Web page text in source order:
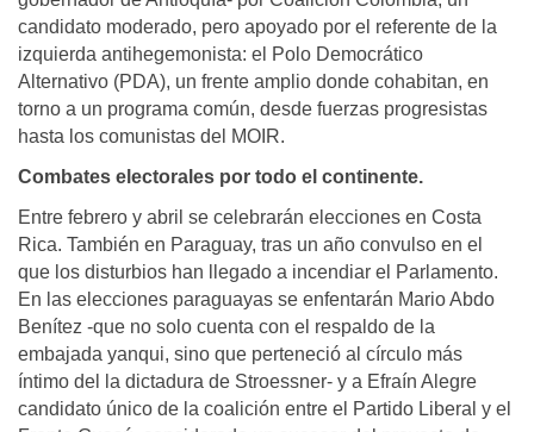
candidato moderado, pero apoyado por el referente de la
izquierda antihegemonista: el Polo Democrático
Alternativo (PDA), un frente amplio donde cohabitan, en
torno a un programa común, desde fuerzas progresistas
hasta los comunistas del MOIR.
Combates electorales por todo el continente.
Entre febrero y abril se celebrarán elecciones en Costa
Rica. También en Paraguay, tras un año convulso en el
que los disturbios han llegado a incendiar el Parlamento.
En las elecciones paraguayas se enfentarán Mario Abdo
Benítez -que no solo cuenta con el respaldo de la
embajada yanqui, sino que perteneció al círculo más
íntimo del la dictadura de Stroessner- y a Efraín Alegre
candidato único de la coalición entre el Partido Liberal y el